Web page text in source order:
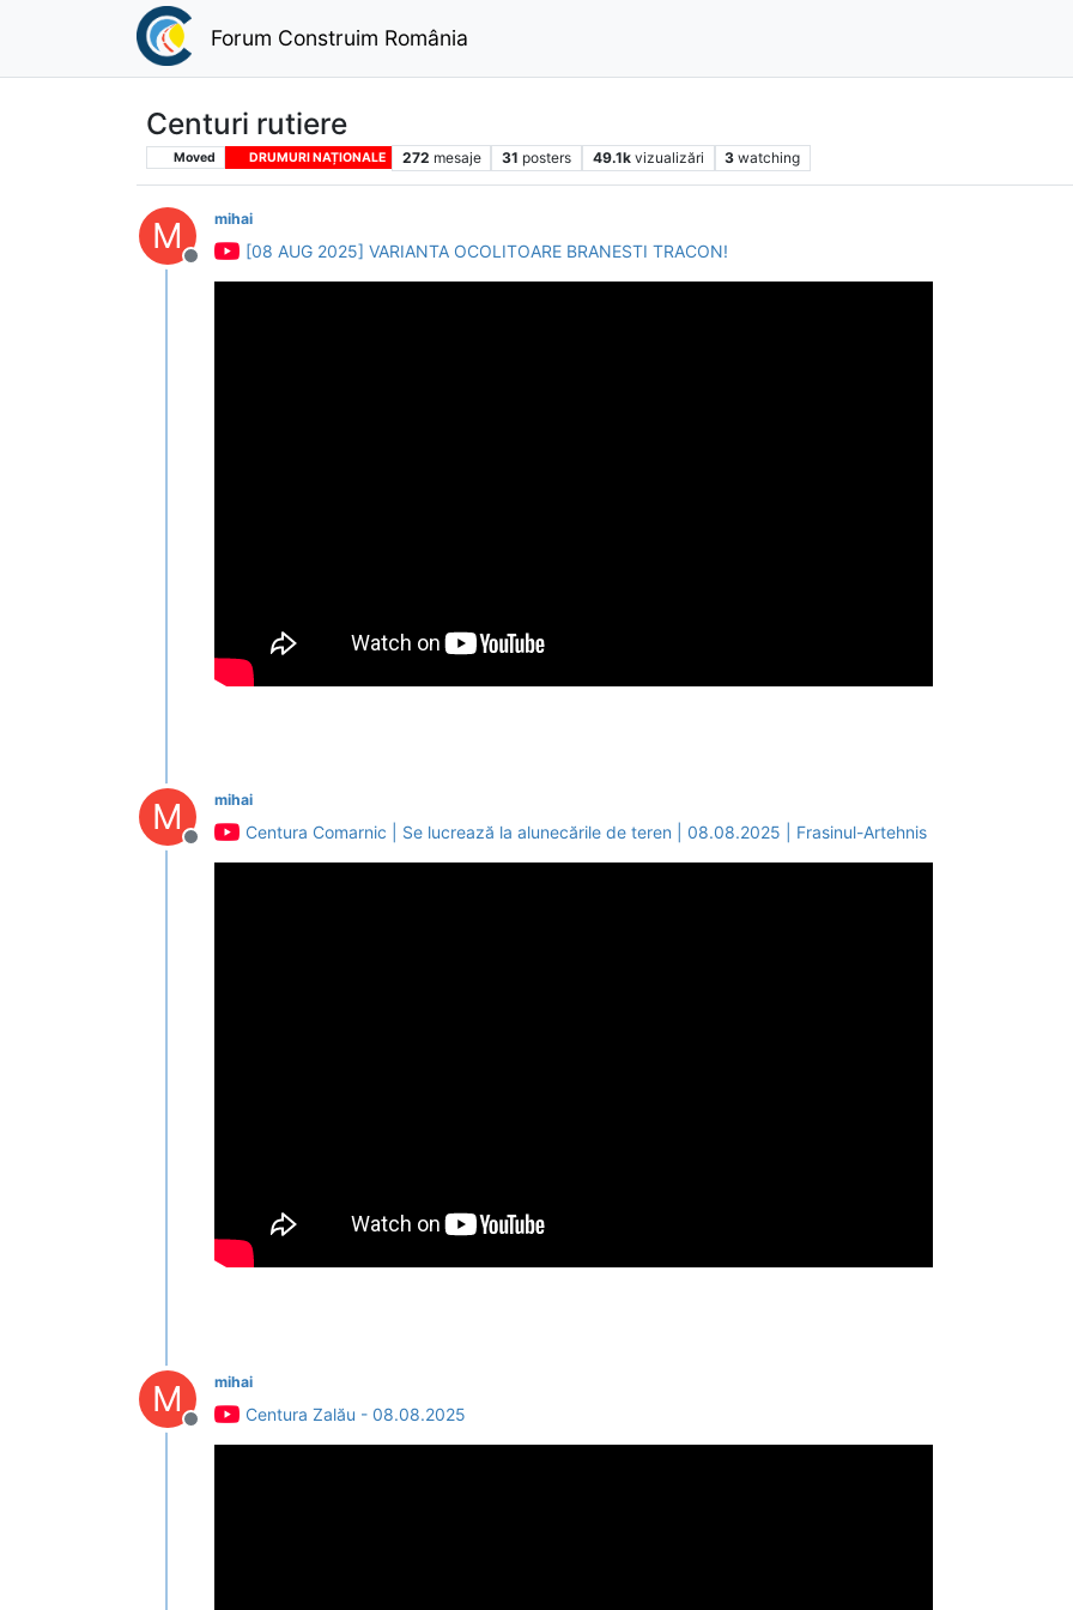
Forum Construim România
Centuri rutiere
Moved DRUMURI NAȚIONALE 272 mesaje 31 posters 49.1k vizualizări 3 watching
M
Deconectat
mihai
[08 AUG 2025] VARIANTA OCOLITOARE BRANESTI TRACON!
M
Deconectat
mihai
Centura Comarnic | Se lucrează la alunecările de teren | 08.08.2025 | Frasinul-Artehnis
M
Deconectat
mihai
Centura Zalău - 08.08.2025